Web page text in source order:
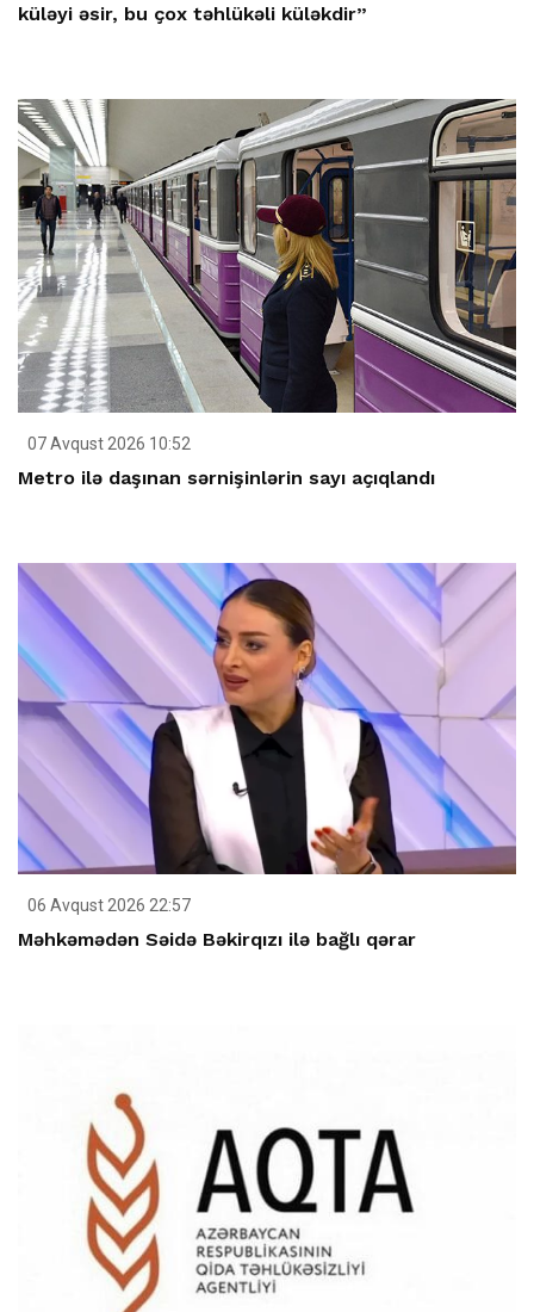
küləyi əsir, bu çox təhlükəli küləkdir”
07 Avqust 2026 10:52
Metro ilə daşınan sərnişinlərin sayı açıqlandı
06 Avqust 2026 22:57
Məhkəmədən Səidə Bəkirqızı ilə bağlı qərar